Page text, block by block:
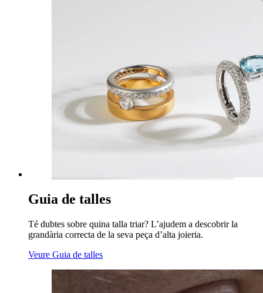
Guia de talles
Té dubtes sobre quina talla triar? L’ajudem a descobrir la
grandària correcta de la seva peça d’alta joieria.
Veure Guia de talles